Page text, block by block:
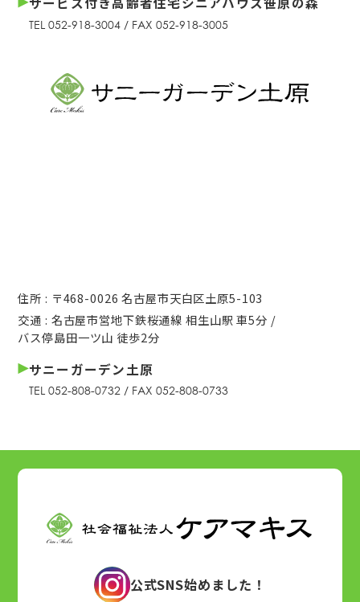
TEL 052-918-3004 / FAX 052-918-3005
住所 : 〒468-0026 名古屋市天白区土原5-103
交通 : 名古屋市営地下鉄桜通線 相生山駅 車5分 /
バス停島田一ツ山 徒歩2分
サニーガーデン土原
TEL 052-808-0732 / FAX 052-808-0733
公式SNS始めました！